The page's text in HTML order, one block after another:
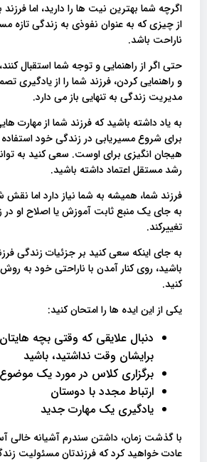
اگرچه شما بهترین نیت ها را دارید، اما
از چیزی که به عنوان نفوذی به زندگی تازه
ناراحت باشد.
حتی اگر از راهنمایی و توجه شما استقبال
و راهنمایی کردن، فرزند شما را از یادگیری
مدیریت زندگی به تنهایی باز می دارد.
به یاد داشته باشید که فرزند شما از مهارت
برای شروع مسیریابی در زندگی خود
هیجان انگیزی برای اوست. سعی کنید به
رشد مستقل اعتماد داشته باشید.
فرزند شما، همیشه به شما نیاز دارد اما نقش
به جای یک منبع ثابت آموزش یا اصلاح او
تغییرکند.
به جای اینکه سعی کنید بر جزئیات زندگی
باشید، روی کنار آمدن با ناراحتی خود به
کنید.
یکی از این ایده ها را امتحان کنید:
دنبال علایقی که وقتی بچه
برایشان وقت نداشتید، باشید
برگزاری کلاس در مورد یک
ارتباط مجدد با دوستان
یادگیری یک مهارت جدید
با گذشت زمان، داشتن سندرم آشیانه خالی
عادت خواهید کرد که فرزندتان مسئولیت